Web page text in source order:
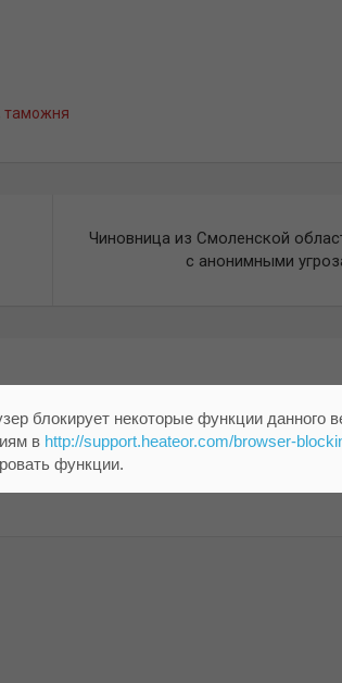
таможня
Чиновница из Смоленской
с анонимными
помечены*
блокирует некоторые функции данного
в http://support.heateor.com/browser-
функции.